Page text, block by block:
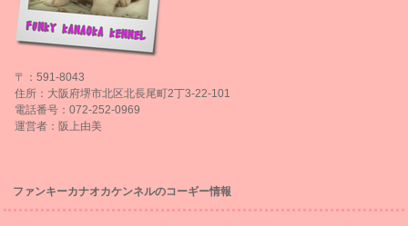
〒：591-8043
住所：大阪府堺市北区北長尾町2丁3-22-101
電話番号：072-252-0969
運営者：阪上由美
ファンキーカナオカケンネルのコーギー情報